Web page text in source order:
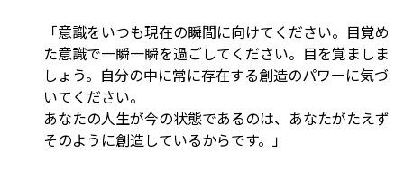
「意識をいつも現在の瞬間に向けてください。目覚め
た意識で一瞬一瞬を過ごしてください。目を覚ましま
しょう。自分の中に常に存在する創造のパワーに気づ
いてください。
あなたの人生が今の状態であるのは、あなたがたえず
そのように創造しているからです。」